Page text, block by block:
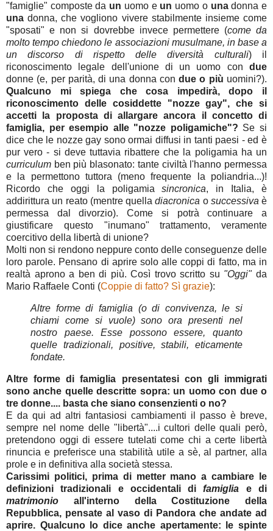
"famiglie" composte da un uomo e un uomo o unadonna e
unadonna, che vogliono vivere stabilmente insieme come
"sposati" e non si dovrebbe invece permettere (come da
molto tempo chiedono le associazioni musulmane, in base a
un discorso di rispetto delle diversità culturali) il
riconoscimento legale dell'unione di un uomo con due
donne (e, per parità, di una donna condue o più uomini?).
Qualcuno mi spiega che cosa impedirà, dopo il
riconoscimento delle cosiddette "nozze gay", che si
accetti la proposta di allargare ancora il concetto di
famiglia, per esempio alle "nozze poligamiche"? Se si
dice che le nozze gay sono ormai diffusi in tanti paesi - ed è
pur vero - si deve tuttavia ribattere che la poligamia ha un
curriculum ben più blasonato: tante civiltà l'hanno permessa
e la permettono tuttora (meno frequente la poliandria...)!
Ricordo che oggi la poligamiasincronica, in Italia, è
addirittura un reato (mentre quelladiacronica o successiva è
permessa dal divorzio). Come si potrà continuare a
giustificare questo "inumano" trattamento, veramente
coercitivo della libertà di unione?
Molti non si rendono neppure conto delle conseguenze delle
loro parole. Pensano di aprire solo alle coppi di fatto, ma in
realtà aprono a ben di più. Così trovo scritto su "Oggi"da
Mario Raffaele Conti (Coppie di fatto? Sì grazie):
Altre forme di famiglia (o di convivenza, le si
chiami come si vuole) sono ora presenti nel
nostro paese. Esse possono essere, quanto
quelle tradizionali, positive, stabili, eticamente
fondate.
Altre forme di famiglia presentatesi con gli immigrati
sono anche quelle descritte sopra: un uomo con due o
tre donne.... basta che siano consenzienti o no?
E da qui ad altri fantasiosi cambiamenti il passo è breve,
sempre nel nome delle "libertà"....i cultori delle quali però,
pretendono oggi di essere tutelati come chi a certe libertà
rinuncia e preferisce una stabilità utile a sè, al partner, alla
prole e in definitiva alla società stessa.
Carissimi politici, prima di metter mano a cambiare le
definizioni tradizionali e occidentali difamiglia e di
matrimonio all'interno della Costituzione della
Repubblica, pensate al vaso di Pandora che andate ad
aprire. Qualcuno lo dice anche apertamente: le spinte